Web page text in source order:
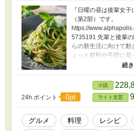
『日曜の昼は後輩女
（第2部）です。
https://
5735191 先輩と後輩
らの新生活に向けて
ょっと材料や手間に凝
もにお楽しみください
リーイベント（
題に沿って書き下ろ
24h.ポイント 0pt
小説
ライト文芸
グルメ 料理 レシピ